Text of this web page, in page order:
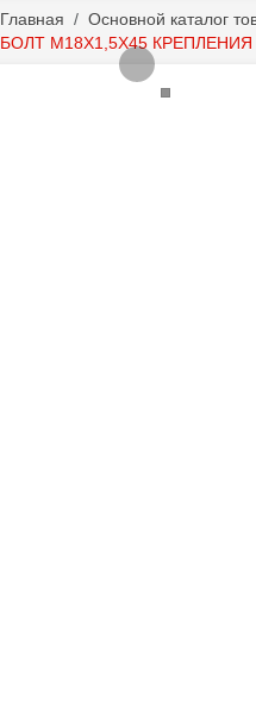
Главная / Основной каталог
БОЛТ М18Х1,5Х45